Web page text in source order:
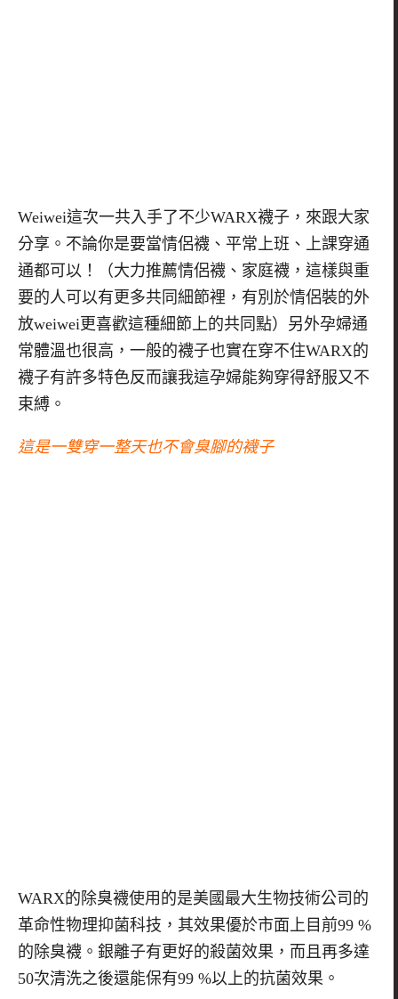
Weiwei這次一共入手了不少WARX襪子，來跟大家
分享。不論你是要當情侶襪、平常上班、上課穿通
通都可以！（大力推薦情侶襪、家庭襪，這樣與重
要的人可以有更多共同細節裡，有別於情侶裝的外
放weiwei更喜歡這種細節上的共同點）另外孕婦通
常體溫也很高，一般的襪子也實在穿不住WARX的
襪子有許多特色反而讓我這孕婦能夠穿得舒服又不
束縛。
這是一雙穿一整天也不會臭腳的襪子
WARX的除臭襪使用的是美國最大生物技術公司的
革命性物理抑菌科技，其效果優於市面上目前99 %
的除臭襪。銀離子有更好的殺菌效果，而且再多達
50次清洗之後還能保有99 %以上的抗菌效果。